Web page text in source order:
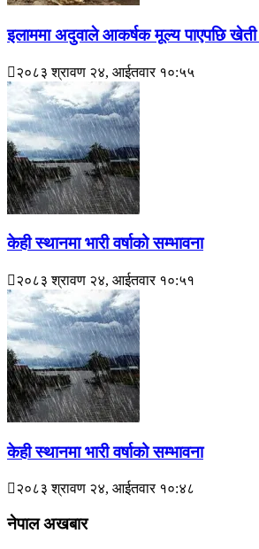
इलाममा अदुवाले आकर्षक मूल्य पाएपछि खेती
२०८३ श्रावण २४, आईतवार १०:५५
केही स्थानमा भारी वर्षाको सम्भावना
२०८३ श्रावण २४, आईतवार १०:५१
केही स्थानमा भारी वर्षाको सम्भावना
२०८३ श्रावण २४, आईतवार १०:४८
नेपाल अखबार